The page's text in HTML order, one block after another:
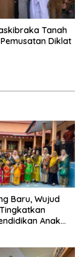
Tanah
Diklat
Baru, Wujud
Anak